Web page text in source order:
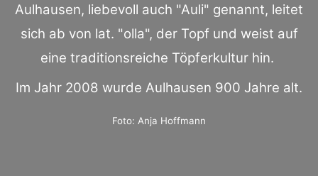
Aulhausen, liebevoll auch "Auli" genannt, leitet
sich ab von lat. "olla", der Topf und weist auf
eine traditionsreiche Töpferkultur hin.
Im Jahr 2008 wurde Aulhausen 900 Jahre alt.
Foto: Anja Hoffmann